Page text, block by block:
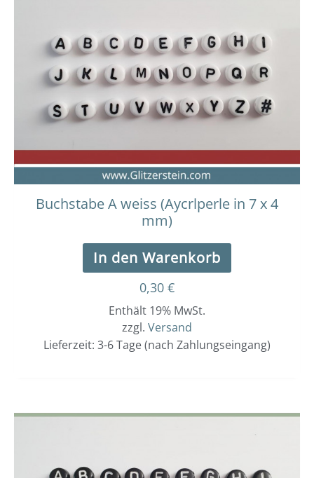
Buchstabe A weiss (Aycrlperle in 7 x 4
mm)
In den Warenkorb
0,30 €
Enthält 19% MwSt.
zzgl. Versand
Lieferzeit: 3-6 Tage (nach Zahlungseingang)